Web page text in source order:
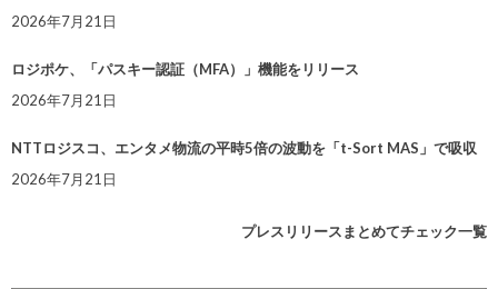
2026年7月21日
ロジポケ、「パスキー認証（MFA）」機能をリリース
2026年7月21日
NTTロジスコ、エンタメ物流の平時5倍の波動を「t-Sort MAS」で吸収
2026年7月21日
プレスリリースまとめてチェック一覧